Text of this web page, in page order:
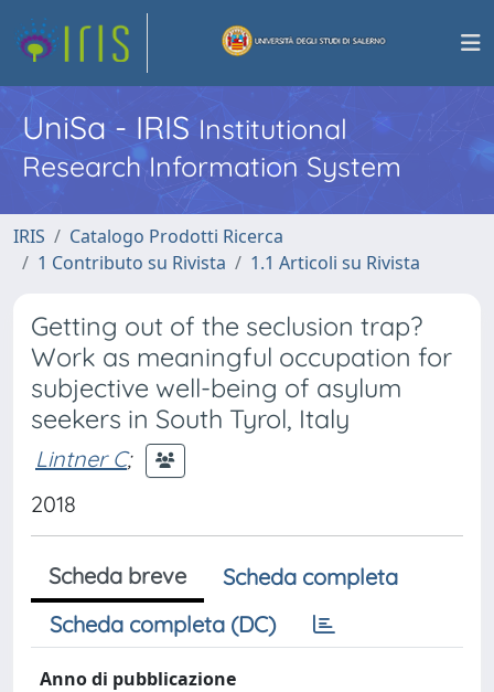
UniSa - IRISInstitutional
Research Information System
IRIS
Catalogo Prodotti Ricerca
1 Contributo su Rivista
1.1 Articoli su Rivista
Getting out of the seclusion trap?
Work as meaningful occupation for
subjective well-being of asylum
seekers in South Tyrol, Italy
Lintner C;
2018
Scheda breve
Scheda completa
Scheda completa (DC)
Anno di pubblicazione